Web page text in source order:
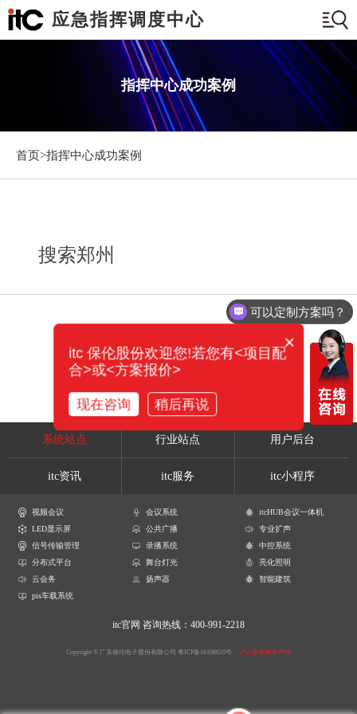
应急指挥调度中心
指挥中心成功案例
首页>指挥中心成功案例
搜索郑州
系统站点 行业站点 用户后台
itc资讯 itc服务 itc小程序
视频会议 会议系统
itcHUB会议一体机
LED显示屏
公共广播
专业扩声
信号传输管理
录播系统
中控系统
分布式平台
舞台灯光
亮化照明
云会务
扬声器
智能建筑
pis车载系统
itc官网 咨询热线：400-991-2218
Copyright © 广东保伦电子股份有限公司 粤ICP备16106620号 产品参数解释声明
可以定制方案吗？
×
itc 保伦股份欢迎您!若您有<项目配
合>或<方案报价>
现在咨询 稍后再说